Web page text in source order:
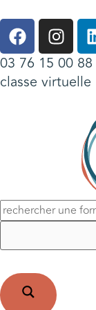
03 76 15 00 88
classe virtuelle